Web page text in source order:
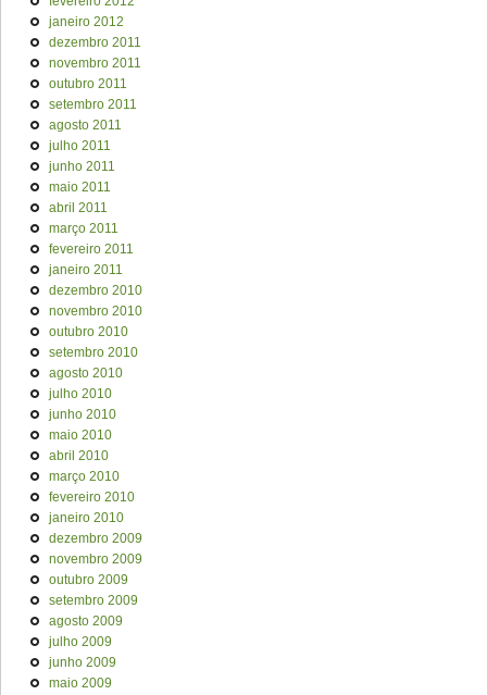
janeiro 2012
dezembro 2011
novembro 2011
outubro 2011
setembro 2011
agosto 2011
julho 2011
junho 2011
maio 2011
abril 2011
março 2011
fevereiro 2011
janeiro 2011
dezembro 2010
novembro 2010
outubro 2010
setembro 2010
agosto 2010
julho 2010
junho 2010
maio 2010
abril 2010
março 2010
fevereiro 2010
janeiro 2010
dezembro 2009
novembro 2009
outubro 2009
setembro 2009
agosto 2009
julho 2009
junho 2009
maio 2009